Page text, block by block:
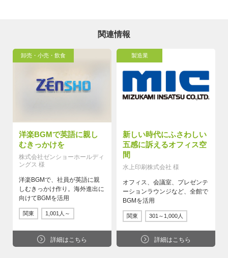
関連情報
卸売・小売・飲食
洋楽BGMで英語に親し
むきっかけを
株式会社ゼンショーホールディ
ングス 様
洋楽BGMで、社員が英語に親
しむきっかけ作り。海外進出に
向けてBGMを活用
関東 1,001人～
詳細はこちら
製造業
新しい時代にふさわしい
五感に訴えるオフィス空
間
水上印刷株式会社 様
オフィス、会議室、プレゼンテ
ーションラウンジなど、全館で
BGMを活用
関東 301～1,000人
詳細はこちら